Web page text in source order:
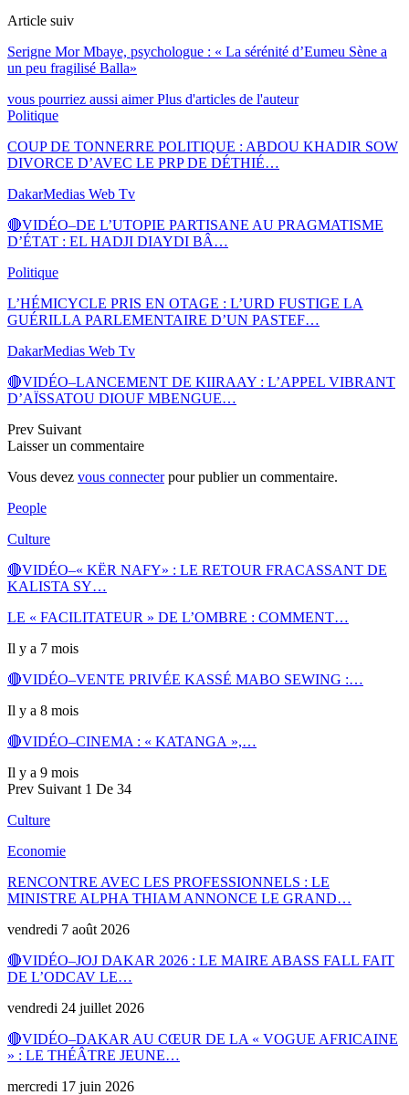
Article suiv
Serigne Mor Mbaye, psychologue : « La sérénité d’Eumeu Sène a
un peu fragilisé Balla»
vous pourriez aussi aimer Plus d'articles de l'auteur
Politique
COUP DE TONNERRE POLITIQUE : ABDOU KHADIR SOW
DIVORCE D’AVEC LE PRP DE DÉTHIÉ…
DakarMedias Web Tv
🔴VIDÉO–DE L’UTOPIE PARTISANE AU PRAGMATISME
D’ÉTAT : EL HADJI DIAYDI BÂ…
Politique
L’HÉMICYCLE PRIS EN OTAGE : L’URD FUSTIGE LA
GUÉRILLA PARLEMENTAIRE D’UN PASTEF…
DakarMedias Web Tv
🔴VIDÉO–LANCEMENT DE KIIRAAY : L’APPEL VIBRANT
D’AÏSSATOU DIOUF MBENGUE…
Prev Suivant
Laisser un commentaire
Vous devez vous connecterpour publier un commentaire.
People
Culture
🔴VIDÉO–« KËR NAFY» : LE RETOUR FRACASSANT DE
KALISTA SY…
LE « FACILITATEUR » DE L’OMBRE : COMMENT…
Il y a 7 mois
🔴VIDÉO–VENTE PRIVÉE KASSÉ MABO SEWING :…
Il y a 8 mois
🔴VIDÉO–CINEMA : « KATANGA »,…
Il y a 9 mois
Prev Suivant 1 De 34
Culture
Economie
RENCONTRE AVEC LES PROFESSIONNELS : LE
MINISTRE ALPHA THIAM ANNONCE LE GRAND…
vendredi 7 août 2026
🔴VIDÉO–JOJ DAKAR 2026 : LE MAIRE ABASS FALL FAIT
DE L’ODCAV LE…
vendredi 24 juillet 2026
🔴VIDÉO–DAKAR AU CŒUR DE LA « VOGUE AFRICAINE
» : LE THÉÂTRE JEUNE…
mercredi 17 juin 2026